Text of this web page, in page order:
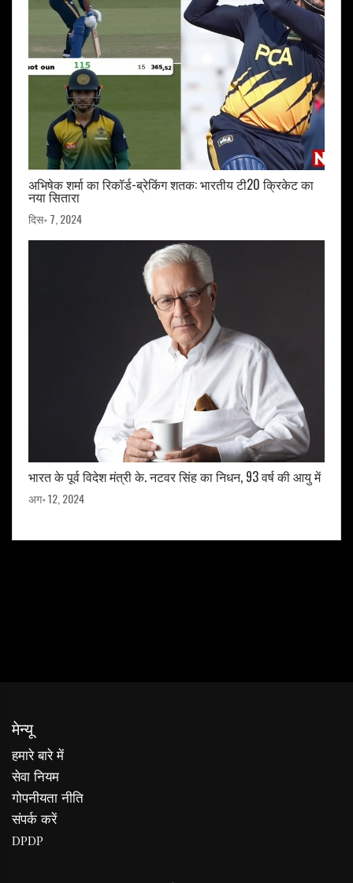
अभिषेक शर्मा का रिकॉर्ड-ब्रेकिंग शतक: भारतीय टी20 क्रिकेट का
नया सितारा
दिस॰ 7, 2024
भारत के पूर्व विदेश मंत्री के. नटवर सिंह का निधन, 93 वर्ष की आयु में
अग॰ 12, 2024
मेन्यू
हमारे बारे में
सेवा नियम
गोपनीयता नीति
संपर्क करें
DPDP